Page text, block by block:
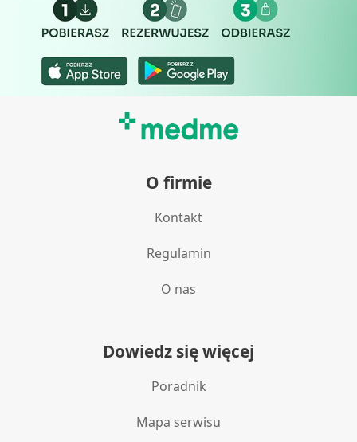
O firmie
Kontakt
Regulamin
O nas
Dowiedz się więcej
Poradnik
Mapa serwisu